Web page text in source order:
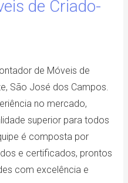
de Criado-
de Móveis de
São José dos Campos.
no mercado,
superior para todos
é composta por
e certificados, prontos
com excelência e